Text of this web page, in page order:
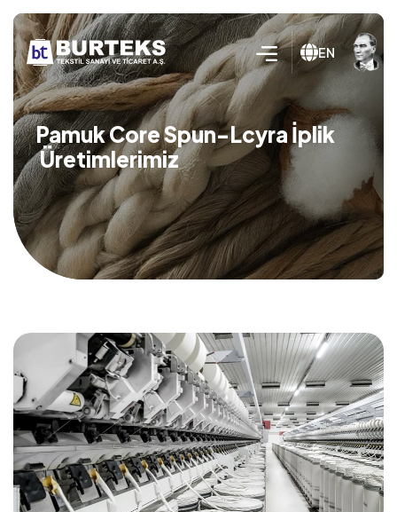
EN
Pamuk Core Spun-Lcyra İplik
Üretimlerimiz